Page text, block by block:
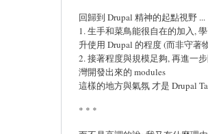
回歸到 Drupal 精神的起點視野 ...
1. 生手和菜鳥能很自在的加入,
升使用 Drupal 的程度 (而非守著
2. 接著程度與規模足夠, 再進一
灣開發出來的 modules
這樣的地方與氣氛 才是 Drupal
* * *